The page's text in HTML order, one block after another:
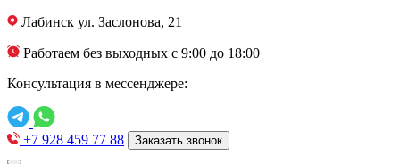
Лабинск ул. Заслонова, 21
Работаем без выходных с 9:00 до 18:00
Консультация в мессенджере:
+7 928 459 77 88 Заказать звонок